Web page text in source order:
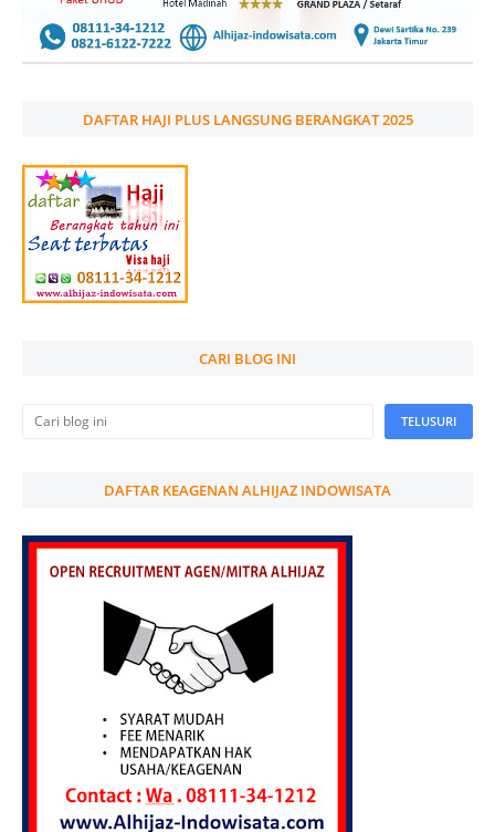
DAFTAR HAJI PLUS LANGSUNG BERANGKAT 2025
CARI BLOG INI
DAFTAR KEAGENAN ALHIJAZ INDOWISATA